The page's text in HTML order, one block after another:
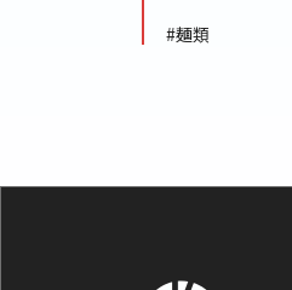
#麺類